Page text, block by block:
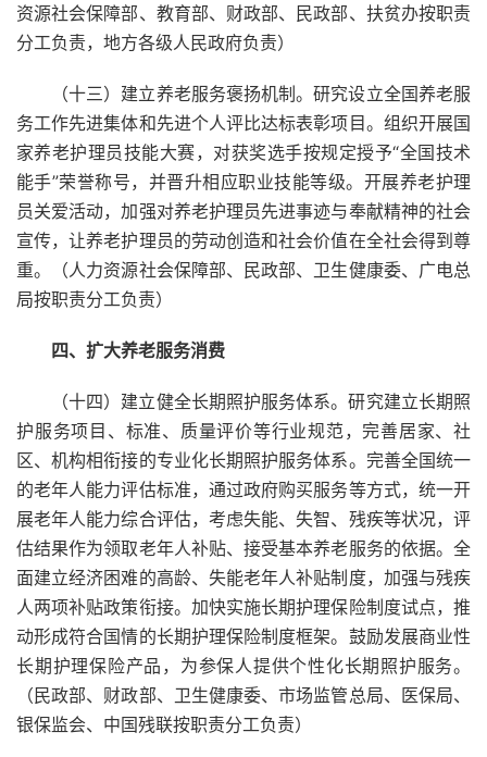
资源社会保障部、教育部、财政部、民政部、扶贫办按职责
分工负责，地方各级人民政府负责）
（十三）建立养老服务褒扬机制。研究设立全国养老服
务工作先进集体和先进个人评比达标表彰项目。组织开展国
家养老护理员技能大赛，对获奖选手按规定授予“全国技术
能手”荣誉称号，并晋升相应职业技能等级。开展养老护理
员关爱活动，加强对养老护理员先进事迹与奉献精神的社会
宣传，让养老护理员的劳动创造和社会价值在全社会得到尊
重。（人力资源社会保障部、民政部、卫生健康委、广电总
局按职责分工负责）
四、扩大养老服务消费
（十四）建立健全长期照护服务体系。研究建立长期照
护服务项目、标准、质量评价等行业规范，完善居家、社
区、机构相衔接的专业化长期照护服务体系。完善全国统一
的老年人能力评估标准，通过政府购买服务等方式，统一开
展老年人能力综合评估，考虑失能、失智、残疾等状况，评
估结果作为领取老年人补贴、接受基本养老服务的依据。全
面建立经济困难的高龄、失能老年人补贴制度，加强与残疾
人两项补贴政策衔接。加快实施长期护理保险制度试点，推
动形成符合国情的长期护理保险制度框架。鼓励发展商业性
长期护理保险产品，为参保人提供个性化长期照护服务。
（民政部、财政部、卫生健康委、市场监管总局、医保局、
银保监会、中国残联按职责分工负责）